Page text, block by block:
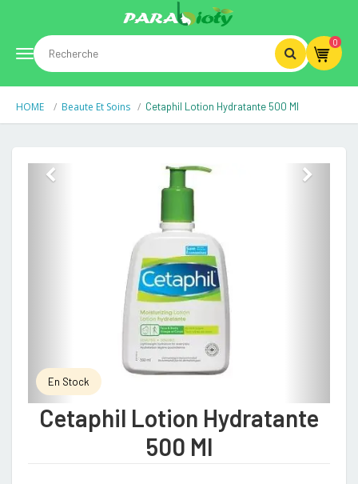
Toggle
navigation
0
HOME Beaute Et Soins Cetaphil Lotion Hydratante 500 Ml
En Stock
Cetaphil Lotion Hydratante
500 Ml